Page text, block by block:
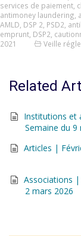
services de paiement
antimoney laundering
AMLD DSP 2 PSD2
emprunt DSP2
2021
Veille
Related
Institutions et
Semaine du 9
Articles |
Associations |
2 mars 2026